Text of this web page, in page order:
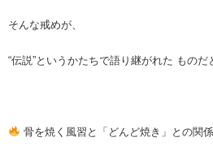
そんな戒めが、
“伝説”というかたちで語り継がれた ものだ
骨を焼く風習と「どんど焼き」との関係